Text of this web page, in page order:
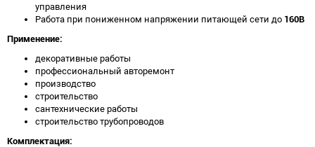
управления
Работа при пониженном напряжении питающей сети до 160В
Применение:
декоративные работы
профессиональный авторемонт
производство
строительство
сантехнические работы
cтроительство трубопроводов
Комплектация: